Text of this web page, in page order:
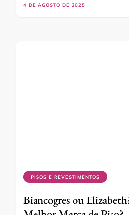
4 DE AGOSTO DE 2025
PISOS E REVESTIMENTOS
Biancogres ou